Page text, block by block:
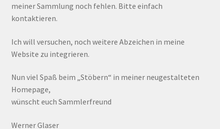
meiner Sammlung noch fehlen. Bitte einfach
kontaktieren.
Ich will versuchen, noch weitere Abzeichen in meine
Website zu integrieren.
Nun viel Spaß beim „Stöbern“ in meiner neugestalteten
Homepage,
wünscht euch Sammlerfreund
Werner Glaser